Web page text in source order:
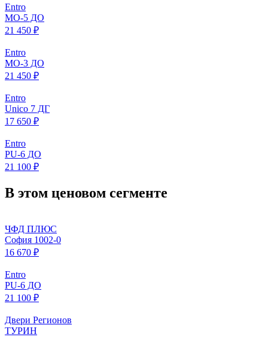
Entro
МO-5 ДО
21 450 ₽
Entro
МO-3 ДО
21 450 ₽
Entro
Unico 7 ДГ
17 650 ₽
Entro
PU-6 ДО
21 100 ₽
В этом ценовом сегменте
ЧФД ПЛЮС
София 1002-0
16 670 ₽
Entro
PU-6 ДО
21 100 ₽
Двери Регионов
ТУРИН